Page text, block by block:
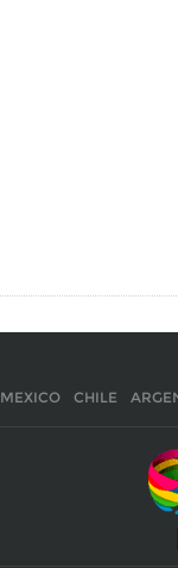
MEXICO CHILE